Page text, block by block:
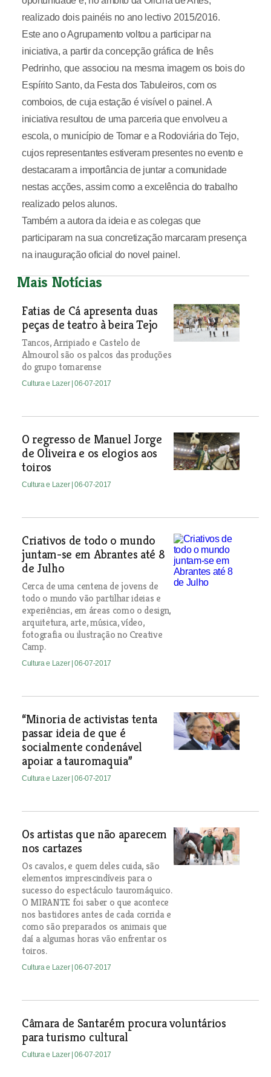
realizado dois painéis no ano lectivo 2015/2016.
Este ano o Agrupamento voltou a participar na
iniciativa, a partir da concepção gráfica de Inês
Pedrinho, que associou na mesma imagem os bois do
Espírito Santo, da Festa dos Tabuleiros, com os
comboios, de cuja estação é visível o painel. A
iniciativa resultou de uma parceria que envolveu a
escola, o município de Tomar e a Rodoviária do Tejo,
cujos representantes estiveram presentes no evento e
destacaram a importância de juntar a comunidade
nestas acções, assim como a excelência do trabalho
realizado pelos alunos.
Também a autora da ideia e as colegas que
participaram na sua concretização marcaram presença
na inauguração oficial do novel painel.
Mais Notícias
Fatias de Cá apresenta duas
peças de teatro à beira Tejo
Tancos, Arripiado e Castelo de
Almourol são os palcos das produções
do grupo tomarense
Cultura e Lazer | 06-07-2017
O regresso de Manuel Jorge
de Oliveira e os elogios aos
toiros
Cultura e Lazer | 06-07-2017
Criativos de todo o mundo
juntam-se em Abrantes até 8
de Julho
Cerca de uma centena de jovens de
todo o mundo vão partilhar ideias e
experiências, em áreas como o design,
arquitetura, arte, música, vídeo,
fotografia ou ilustração no Creative
Camp.
Cultura e Lazer | 06-07-2017
“Minoria de activistas tenta
passar ideia de que é
socialmente condenável
apoiar a tauromaquia”
Cultura e Lazer | 06-07-2017
Os artistas que não aparecem
nos cartazes
Os cavalos, e quem deles cuida, são
elementos imprescindíveis para o
sucesso do espectáculo tauromáquico.
O MIRANTE foi saber o que acontece
nos bastidores antes de cada corrida e
como são preparados os animais que
daí a algumas horas vão enfrentar os
toiros.
Cultura e Lazer | 06-07-2017
Câmara de Santarém procura voluntários
para turismo cultural
Cultura e Lazer | 06-07-2017